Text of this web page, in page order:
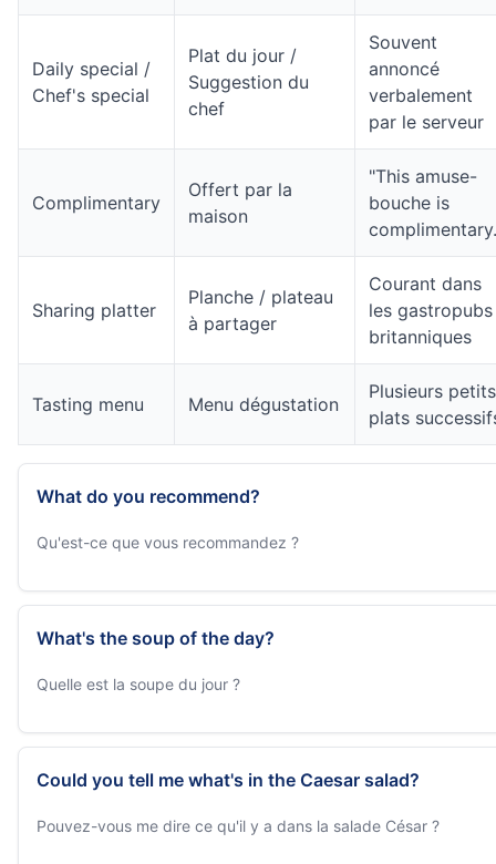
Daily special /
Chef's special
Plat du jour /
Suggestion du
chef
Souvent
annoncé
verbalement
par le serveur
Complimentary
Offert par la
maison
"This amuse-
bouche is
Sharing platter
Planche / plateau
à partager
Courant dans
les gastropubs
britanniques
Tasting menu Menu dégustation
Plusieurs petits
plats
What do you recommend?
Qu'est-ce que vous recommandez ?
What's the soup of the day?
Quelle est la soupe du jour ?
Could you tell me what's in the Caesar salad?
Pouvez-vous me dire ce qu'il y a dans la salade César ?